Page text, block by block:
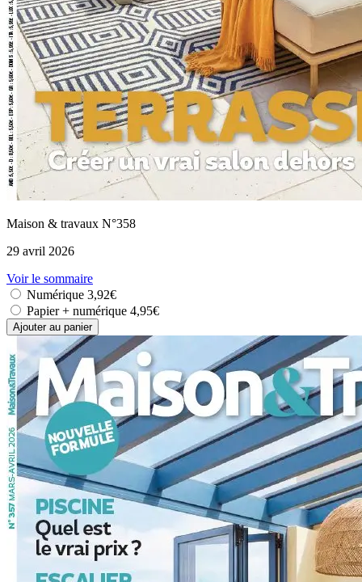
Maison & travaux N°358
29 avril 2026
Voir le sommaire
Numérique 3,92€
Papier + numérique 4,95€